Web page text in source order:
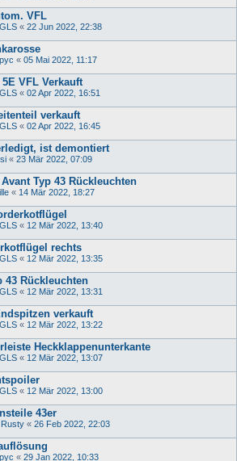
VFL
« 22 Jun 2022, 22:38
« 05 Mai 2022, 11:17
VFL Verkauft
« 02 Apr 2022, 16:51
verkauft
« 02 Apr 2022, 16:45
ist demontiert
« 23 Mär 2022, 07:09
Typ 43 Rückleuchten
« 14 Mär 2022, 18:27
« 12 Mär 2022, 13:40
rechts
« 12 Mär 2022, 13:35
43 Rückleuchten
« 12 Mär 2022, 13:31
verkauft
« 12 Mär 2022, 13:22
Heckklappenunterkante
« 12 Mär 2022, 13:07
« 12 Mär 2022, 13:00
43er
« 26 Feb 2022, 22:03
« 29 Jan 2022, 10:33